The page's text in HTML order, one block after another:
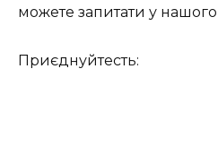
можете запитати у нашого
Приєднуйтесть: